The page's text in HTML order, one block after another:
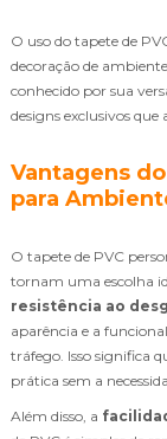
O uso do tapete de
decoração de
conhecido por sua
designs exclusivos que
Vantagens
para
O tapete de PVC
tornam uma escolha
resistência ao
aparência e a
tráfego. Isso significa
prática sem a
Além disso, a